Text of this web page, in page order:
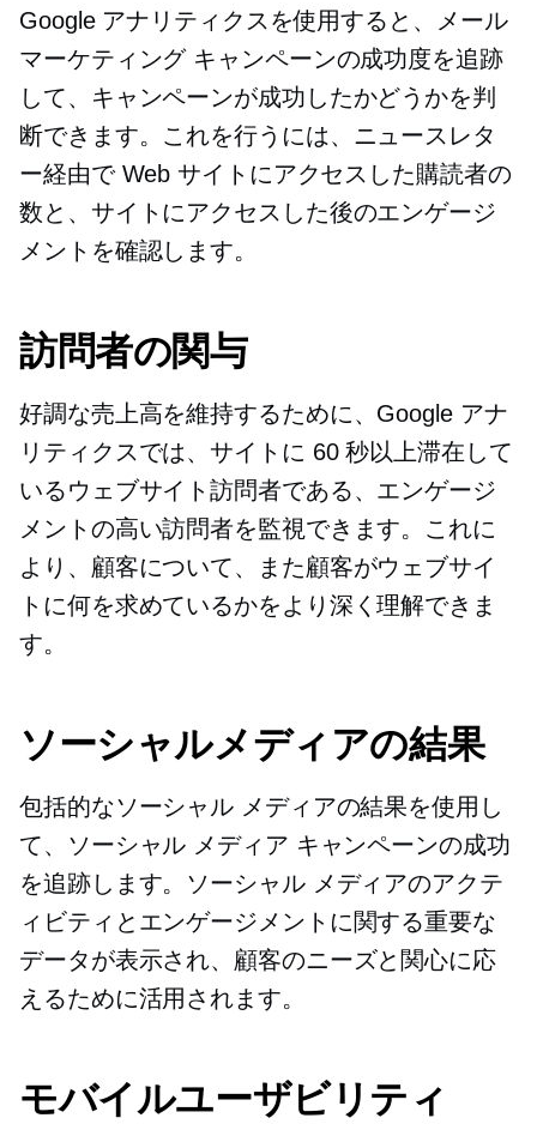
Google アナリティクスを使用すると、メール
マーケティング キャンペーンの成功度を追跡
して、キャンペーンが成功したかどうかを判
断できます。これを行うには、ニュースレタ
ー経由で Web サイトにアクセスした購読者の
数と、サイトにアクセスした後のエンゲージ
メントを確認します。
訪問者の関与
好調な売上高を維持するために、Google アナ
リティクスでは、サイトに 60 秒以上滞在して
いるウェブサイト訪問者である、エンゲージ
メントの高い訪問者を監視できます。これに
より、顧客について、また顧客がウェブサイ
トに何を求めているかをより深く理解できま
す。
ソーシャルメディアの結果
包括的なソーシャル メディアの結果を使用し
て、ソーシャル メディア キャンペーンの成功
を追跡します。ソーシャル メディアのアクテ
ィビティとエンゲージメントに関する重要な
データが表示され、顧客のニーズと関心に応
えるために活用されます。
モバイルユーザビリティ